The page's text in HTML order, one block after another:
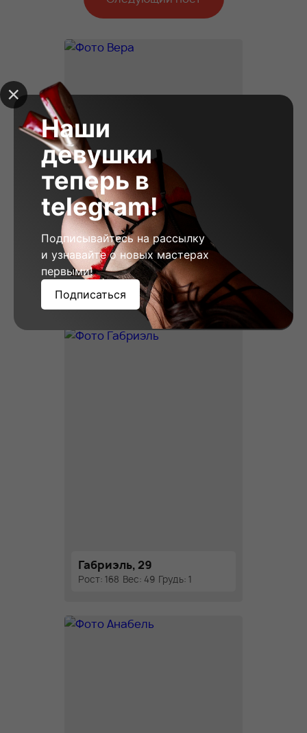
Вера, 23
Рост: 178 Вес: 58 Грудь: 2
Габриэль, 29
Рост: 168 Вес: 49 Грудь: 1
Наши
девушки
теперь в
telegram!
Подписывайтесь на рассылку
и узнавайте о новых мастерах
первыми!
Подписаться